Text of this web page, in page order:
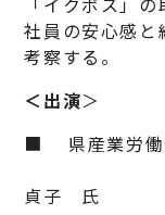
社員の安心感と
考察する。
＜出演＞
■ 県産業労働
働く女
貞子 氏